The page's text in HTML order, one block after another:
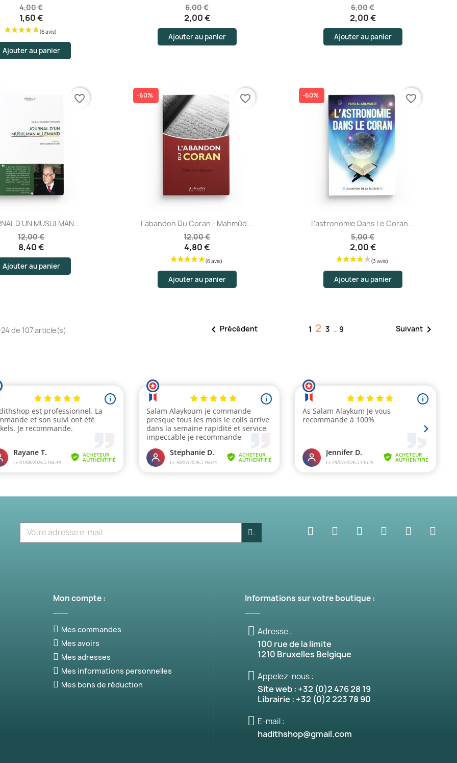
4,00 €
(6 avis)
1,60 €
Ajouter au panier
6,00 €
2,00 €
Ajouter au panier
6,00 €
2,00 €
Ajouter au panier
Aperçu rapide
D'UN MUSULMAN...
12,00 €
8,40 €
Ajouter au panier
favorite_border
Aperçu rapide
L'abandon Du Coran - Mahmûd...
12,00 €
4,80 €
Ajouter au panier
-60% favorite_border
Aperçu rapide
L'astronomie Dans Le Coran...
5,00 €
2,00 €
Ajouter au panier
-60% favorite_border
de 107 article(s)  Précédent 1 23 … 9 Suivant
.
Mon compte :
Mes commandes
Mes avoirs
Mes adresses
Mes informations personnelles
Mes bons de réduction
Informations sur votre boutique :
Adresse :
100 rue de la limite
1210 Bruxelles Belgique
Appelez-nous :
Site web : +32 (0)2 476 28 19
Librairie : +32 (0)2 223 78 90
E-mail :
hadithshop@gmail.com